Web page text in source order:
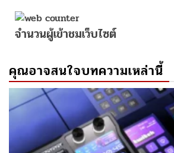
จำนวนผู้เข้าชมเว็บไซต์
คุณอาจสนใจบทความเหล่านี้